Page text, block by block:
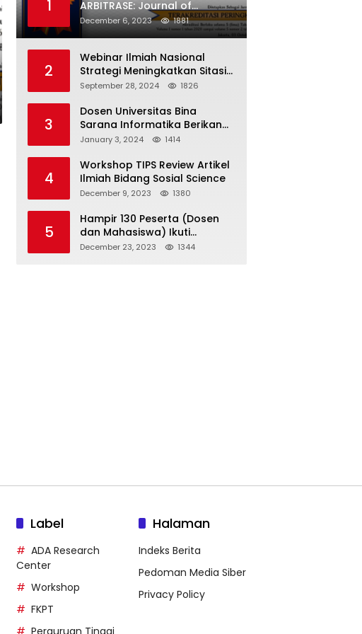
1
ARBITRASE: Journal of
Economics and Accounting
Terakreditasi Sinta 5
December 6, 2023 1881
2
Webinar Ilmiah Nasional
Strategi Meningkatkan Sitasi
Dalam Publikasi Ilmiah
September 28, 2024 1826
3
Dosen Universitas Bina
Sarana Informatika Berikan
Training Bidang Keuangan
Transportasi dan Komunikasi
Republik Demokratik Timor
Leste
January 3, 2024 1414
4
Workshop TIPS Review Artikel
Ilmiah Bidang Sosial Science
December 9, 2023 1380
5
Hampir 130 Peserta (Dosen
dan Mahasiswa) Ikuti
Workshop TIPS Cepat Menulis,
December 23, 2023 1344
Label
ADA Research
Center
Workshop
FKPT
Halaman
Indeks Berita
Pedoman Media Siber
Privacy Policy